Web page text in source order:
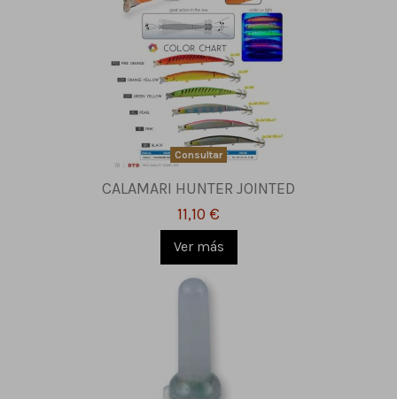
Consultar
CALAMARI HUNTER JOINTED
11,10 €
Ver más